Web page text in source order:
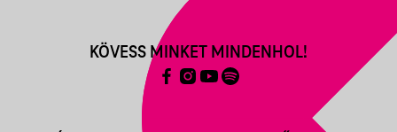
KÖVESS MINKET MINDENHOL!